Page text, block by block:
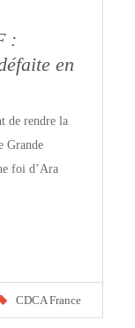
:
en
de rendre la
Grande
foi d’Ara
CDCA France